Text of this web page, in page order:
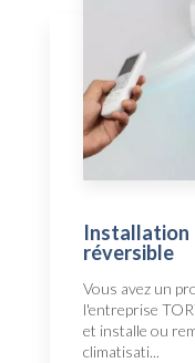
Installation
réversible
Vous avez un
l'entreprise
et installe ou
climatisati...